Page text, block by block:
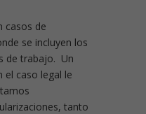
casos de
se incluyen los
de trabajo. Un
el caso legal le
tanto